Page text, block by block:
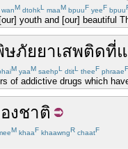
wanM dtohkL maaM bpuuF yeeF bpuu
youth and [our] beautiful
ษภัยยาเสพติดที่
M yaaM saehpL dtitL theeF phraaeF
of addictive drugs which
งชาติ
M khaaF khaawngR chaatF